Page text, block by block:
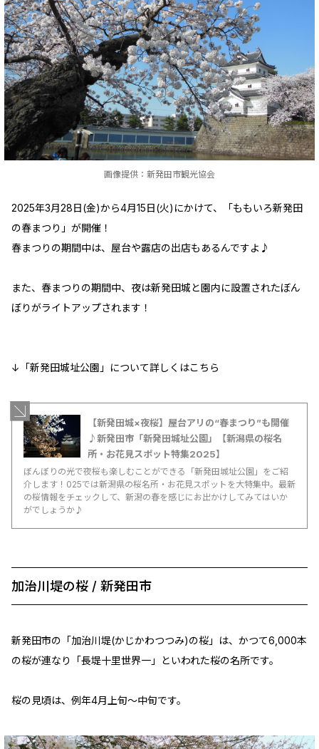
画像提供：新発田市観光協会
2025年3月28日(金)から4月15日(火)にかけて、「ももいろ新発田
の春まつり」が開催！
春まつりの期間中は、屋台や露店の出店もあるんですよ♪
また、春まつりの期間中、夜は新発田城と園内に設置されたぼん
ぼりがライトアップされます！
↓「新発田城址公園」について詳しくはこちら
【新発田城×夜桜】屋台アリの“春まつり”も開催
♪新発田市「新発田城址公園」【新潟県の桜名
所・お花見スポット特集2025】
ぼんぼりの光で夜桜も楽しむことができる「新発田城址公園」をご紹
介します！025では新潟県の桜名所・お花見スポットを大特集中。最新
の桜情報をチェックして、新潟の春を感じにお出かけしてみてはいか
がでしょうか♪
加治川堤の桜 / 新発田市
新発田市の「加治川堤(かじかわつつみ)の桜」は、かつて6,000本
の桜が連なり「長堤十里世界一」といわれた桜の名所です。
桜の見頃は、例年4月上旬～中旬です。